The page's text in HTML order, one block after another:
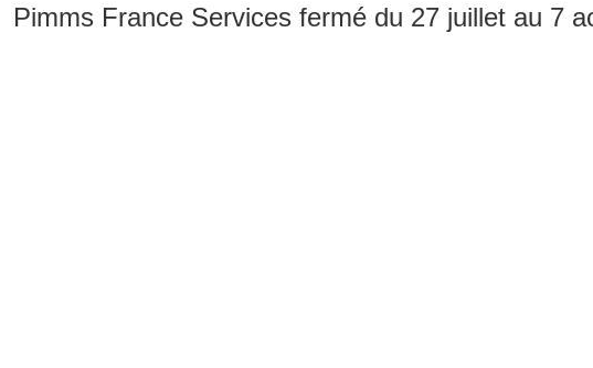
Pimms France Services fermé du 27 juillet au 7